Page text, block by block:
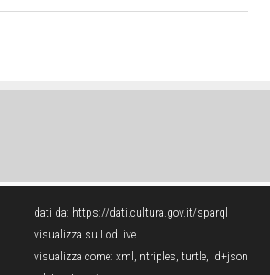
dati da: https://dati.cultura.gov.it/sparql
visualizza su LodLive
visualizza come: xml , ntriples, turtle, ld+json